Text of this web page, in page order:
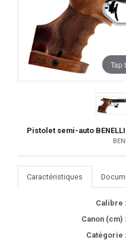
Tap
Pistolet semi-auto
Caractéristiques
Calibre :
Canon (cm) :
Catégorie :